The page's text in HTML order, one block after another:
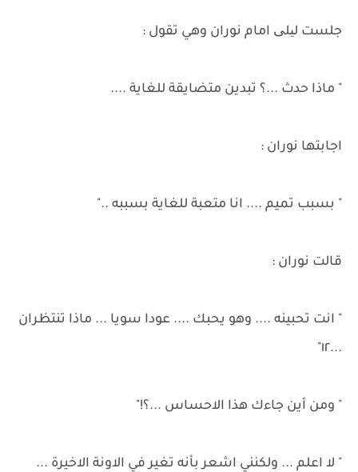
جلست لیلی امام نوران وهي تقول :
" ماذا حدث ...؟ تبدين متضايقة للغاية ....
اجابتها نوران :
" بسبب تميم .... انا متعبة للغاية بسببه .."
قالت نوران :
" انت تحبينه .... وهو يحبك .... عودا سويا ... ماذا تنتظران
...١٢"
" ومن أين جاءك هذا الاحساس ...؟!"
" لا اعلم ... ولكنني اشعر بأنه تغير في الاونة الاخيرة ...